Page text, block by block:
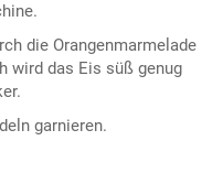
die Orangenmarmelade
wird das Eis süß genug
garnieren.